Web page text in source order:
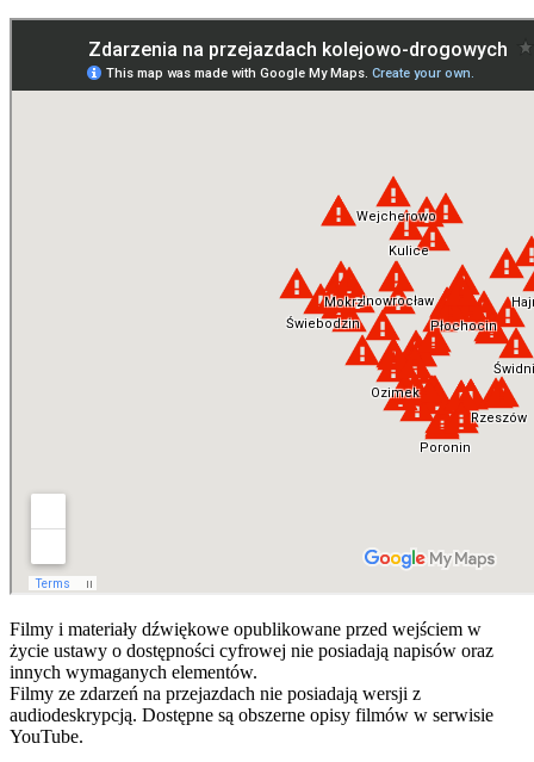
Filmy i materiały dźwiękowe opublikowane przed wejściem w
życie ustawy o dostępności cyfrowej nie posiadają napisów oraz
innych wymaganych elementów.
Filmy ze zdarzeń na przejazdach nie posiadają wersji z
audiodeskrypcją. Dostępne są obszerne opisy filmów w serwisie
YouTube.